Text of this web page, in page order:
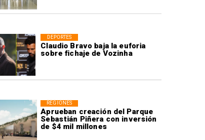
Claudio Bravo baja la euforia
sobre fichaje de Vozinha
DEPORTES
Aprueban creación del Parque
Sebastián Piñera con inversión
de $4 mil millones
REGIONES